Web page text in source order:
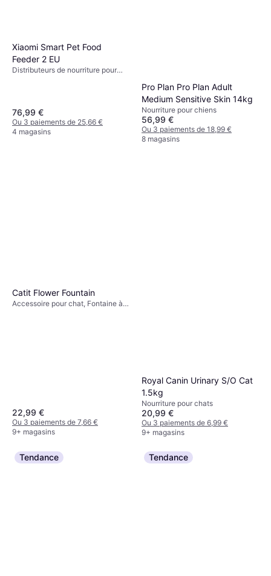
Xiaomi Smart Pet Food
Feeder 2 EU
Distributeurs de nourriture pour
76,99 €
Ou 3 paiements de 25,66 €
4 magasins
Pro Plan Pro Plan Adult
Medium Sensitive Skin 14kg
Nourriture pour chiens
56,99 €
Ou 3 paiements de 18,99 €
8 magasins
Catit Flower Fountain
Accessoire pour chat, Fontaine à
22,99 €
Ou 3 paiements de 7,66 €
9+ magasins
Royal Canin Urinary S/O Cat
1.5kg
Nourriture pour chats
20,99 €
Ou 3 paiements de 6,99 €
9+ magasins
Tendance Tendance